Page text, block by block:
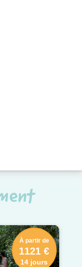
À partir de
1121 €
14 jours